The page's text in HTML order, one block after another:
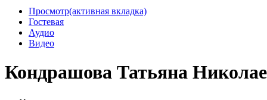
Просмотр(активная вкладка)
Гостевая
Аудио
Видео
Кондрашова Татьяна